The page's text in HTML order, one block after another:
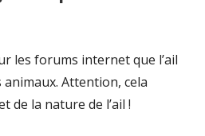
les forums internet que l’ail
Attention, cela
de la nature de l’ail !